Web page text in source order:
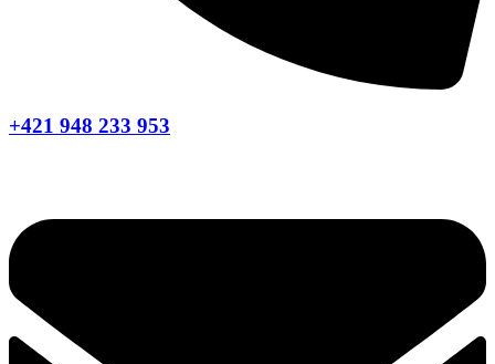
+421 948 233 953